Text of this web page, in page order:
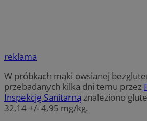
reklama
W próbkach mąki owsianej
przebadanych kilka dni temu przez
Inspekcję Sanitarną znaleziono
32,14 +/- 4,95 mg/kg.